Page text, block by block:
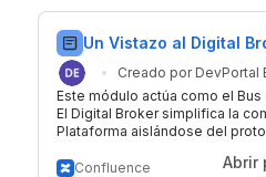
Un Vistazo al Digital
Creado por DevPortal
(Unlicensed)
Fecha de
Este módulo actúa como el Bus
El Digital Broker simplifica la
Plataforma aislándose del
subyacente. Out-of-the-box
protocolos: REST Websocket
Confluence Abrir